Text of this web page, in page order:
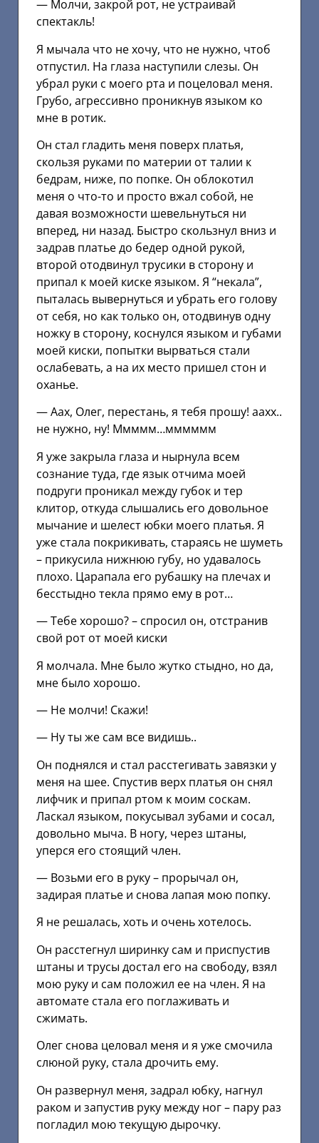
— Молчи, закрой рот, не устраивай
спектакль!
Я мычала что не хочу, что не нужно, чтоб
отпустил. На глаза наступили слезы. Он
убрал руки с моего рта и поцеловал меня.
Грубо, агрессивно проникнув языком ко
мне в ротик.
Он стал гладить меня поверх платья,
скользя руками по материи от талии к
бедрам, ниже, по попке. Он облокотил
меня о что-то и просто вжал собой, не
давая возможности шевельнуться ни
вперед, ни назад. Быстро скользнул вниз и
задрав платье до бедер одной рукой,
второй отодвинул трусики в сторону и
припал к моей киске языком. Я “некала”,
пыталась вывернуться и убрать его голову
от себя, но как только он, отодвинув одну
ножку в сторону, коснулся языком и губами
моей киски, попытки вырваться стали
ослабевать, а на их место пришел стон и
оханье.
— Аах, Олег, перестань, я тебя прошу! аахх..
не нужно, ну! Ммммм…мммммм
Я уже закрыла глаза и нырнула всем
сознание туда, где язык отчима моей
подруги проникал между губок и тер
клитор, откуда слышались его довольное
мычание и шелест юбки моего платья. Я
уже стала покрикивать, стараясь не шуметь
– прикусила нижнюю губу, но удавалось
плохо. Царапала его рубашку на плечах и
бесстыдно текла прямо ему в рот…
— Тебе хорошо? – спросил он, отстранив
свой рот от моей киски
Я молчала. Мне было жутко стыдно, но да,
мне было хорошо.
— Не молчи! Скажи!
— Ну ты же сам все видишь..
Он поднялся и стал расстегивать завязки у
меня на шее. Спустив верх платья он снял
лифчик и припал ртом к моим соскам.
Ласкал языком, покусывал зубами и сосал,
довольно мыча. В ногу, через штаны,
уперся его стоящий член.
— Возьми его в руку – прорычал он,
задирая платье и снова лапая мою попку.
Я не решалась, хоть и очень хотелось.
Он расстегнул ширинку сам и приспустив
штаны и трусы достал его на свободу, взял
мою руку и сам положил ее на член. Я на
автомате стала его поглаживать и
сжимать.
Олег снова целовал меня и я уже смочила
слюной руку, стала дрочить ему.
Он развернул меня, задрал юбку, нагнул
раком и запустив руку между ног – пару раз
погладил мою текущую дырочку.